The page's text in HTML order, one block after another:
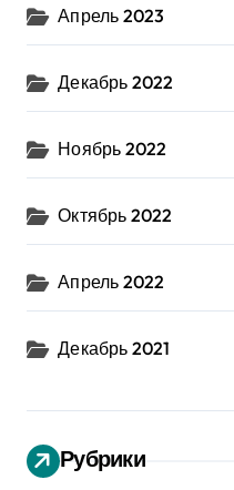
Апрель 2023
Декабрь 2022
Ноябрь 2022
Октябрь 2022
Апрель 2022
Декабрь 2021
Рубрики